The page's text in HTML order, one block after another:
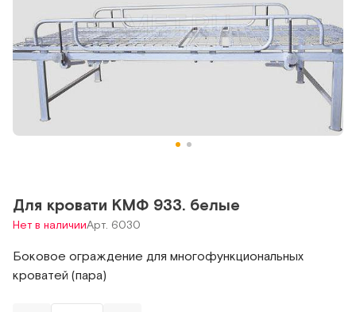
Для кровати КМФ 933. белые
Нет в наличииАрт. 6030
Боковое ограждение для многофункциональных
кроватей (пара)